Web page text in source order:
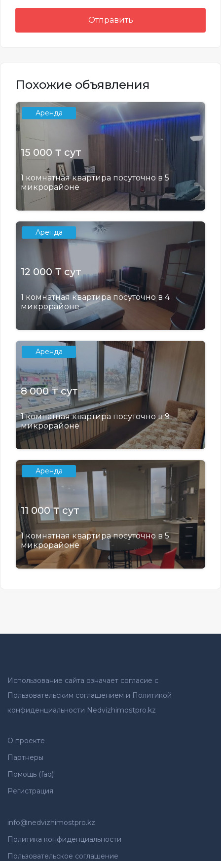
Отправить
Похожие объявления
Аренда
15 000 ₸ сут
1 комнатная квартира посуточно в 5
микрорайоне
Аренда
12 000 ₸ сут
1 комнатная квартира посуточно в 4
микрорайоне
Аренда
8 000 ₸ сут
1 комнатная квартира посуточно в 9
микрорайоне
Аренда
11 000 ₸ сут
1 комнатная квартира посуточно в 5
микрорайоне
Использование сайта означает согласие с
Пользовательским соглашением и Политикой
конфиденциальности Nedvizhimostpro.kz
О проекте
Партнеры
Помощь (faq)
Регистрация
info@nedvizhimostpro.kz
Политика конфиденциальности
Пользовательское соглашение